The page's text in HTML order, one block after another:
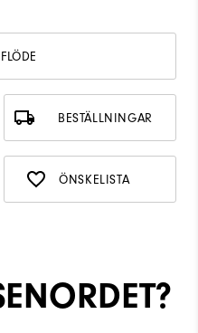
BESTÄLLNINGAR
ÖNSKELISTA